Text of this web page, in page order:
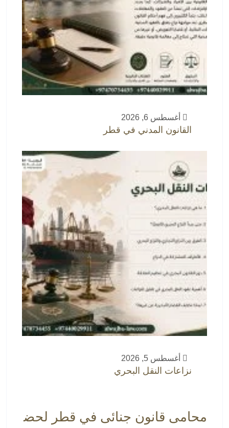
أغسطس 6, 2026
القانون المدني في قطر
أغسطس 5, 2026
نزاعات النقل البحري
محامى قانون جنائى في قطر لحض